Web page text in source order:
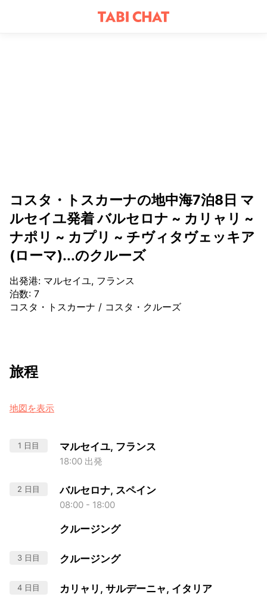
コスタ・トスカーナの地中海7泊8日 マ
ルセイユ発着 バルセロナ ~ カリャリ ~
ナポリ ~ カプリ ~ チヴィタヴェッキア
(ローマ)...のクルーズ
出発港: マルセイユ, フランス
泊数: 7
コスタ・トスカーナ / コスタ・クルーズ
旅程
地図を表示
1 日目 マルセイユ, フランス
18:00 出発
2 日目 バルセロナ, スペイン
08:00 - 18:00
クルージング
3 日目 クルージング
4 日目 カリャリ, サルデーニャ, イタリア